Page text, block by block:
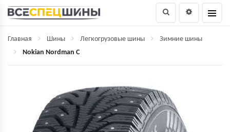
Главная Шины Легкогрузовые шины
Зимние шины
Nokian Nordman C